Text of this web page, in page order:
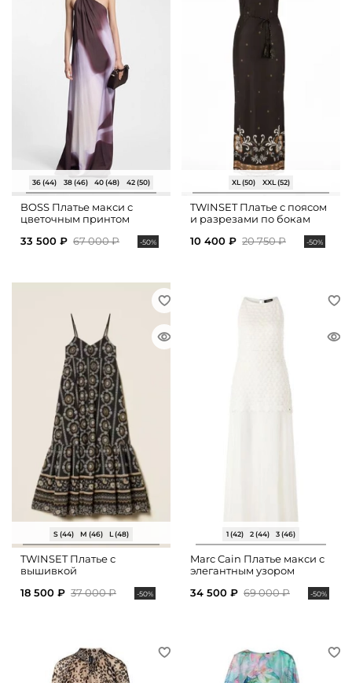
36 (44) 38 (46) 40 (48) 42 (50)
BOSS Платье макси с
цветочным принтом
33 500 ₽ 67 000 ₽ -50%
XL (50) XXL (52)
TWINSET Платье с поясом
и разрезами по бокам
10 400 ₽ 20 750 ₽ -50%
S (44) M (46) L (48)
TWINSET Платье с
вышивкой
18 500 ₽ 37 000 ₽ -50%
1 (42) 2 (44) 3 (46)
Marc Cain Платье макси с
элегантным узором
34 500 ₽ 69 000 ₽ -50%